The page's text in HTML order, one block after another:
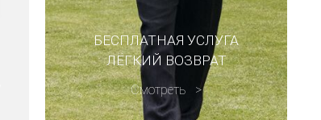
БЕСПЛАТНАЯ УСЛУГА
ЛЁГКИЙ ВОЗВРАТ
Смотреть